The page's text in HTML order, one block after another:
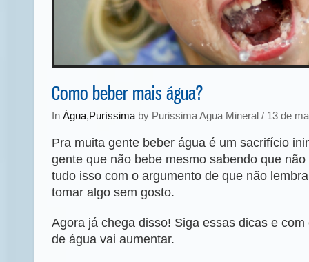
Como beber mais água?
In Água,Puríssima by Purissima Agua Mineral / 13 de
Pra muita gente beber água é um sacrifício
gente que não bebe mesmo sabendo que
tudo isso com o argumento de que não
tomar algo sem gosto.
Agora já chega disso! Siga essas dicas e
de água vai aumentar.